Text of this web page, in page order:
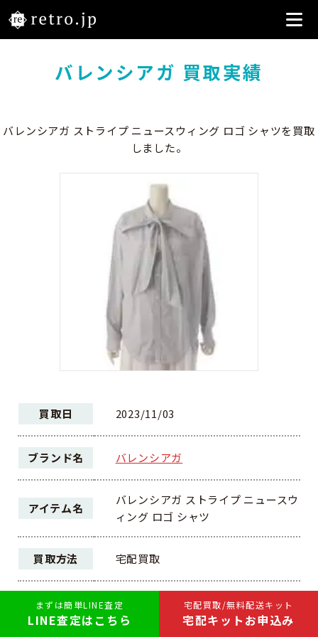
宅配買取/無料配送キット
宅配キットお申込み
まずは簡単LINE査定
LINE査定はこちら
バレンシアガ 買取実績
バレンシアガ ストライプ ニュースウィング ロゴ シャツを買取
しました。
買取日 2023/11/03
ブランド名 バレンシアガ
アイテム名
バレンシアガ ストライプ ニュースウ
ィング ロゴ シャツ
買取方法 宅配買取
ランク AB